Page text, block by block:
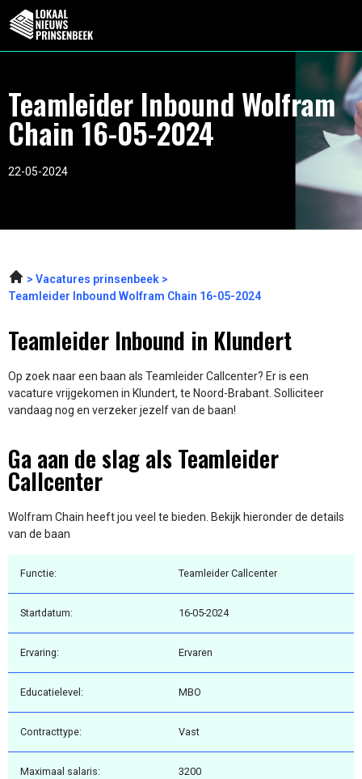
Teamleider Inbound Wolfram
Chain 16-05-2024
22-05-2024
Vacatures prinsenbeek
Teamleider Inbound Wolfram Chain 16-05-2024
Teamleider Inbound in Klundert
Op zoek naar een baan als Teamleider Callcenter? Er is een
vacature vrijgekomen in Klundert, te Noord-Brabant. Solliciteer
vandaag nog en verzeker jezelf van de baan!
Ga aan de slag als Teamleider
Callcenter
Wolfram Chain heeft jou veel te bieden. Bekijk hieronder de details
van de baan
Functie: Teamleider Callcenter
Startdatum: 16-05-2024
Ervaring: Ervaren
Educatielevel: MBO
Contracttype: Vast
Maximaal salaris: 3200